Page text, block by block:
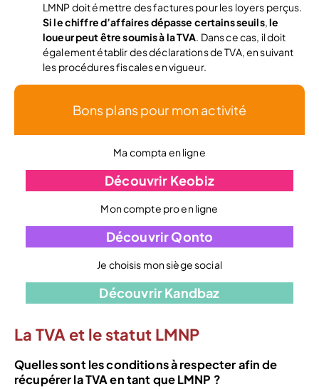
LMNP doit émettre des factures pour les loyers perçus.
Si le chiffre d’affaires dépasse certains seuils,le
loueur peut être soumis à la TVA. Dans ce cas, il doit
également établir des déclarations de TVA, en suivant
les procédures fiscales en vigueur.
Bons plans pour mon activité
Ma compta en ligne
Découvrir Keobiz
Mon compte pro en ligne
Découvrir Qonto
Je choisis mon siège social
Découvrir Kandbaz
La TVA et le statut LMNP
Quelles sont les conditions à respecter afin de
récupérer la TVA en tant que LMNP ?